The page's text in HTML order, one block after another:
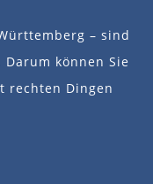
– sind
können Sie
rechten Dingen